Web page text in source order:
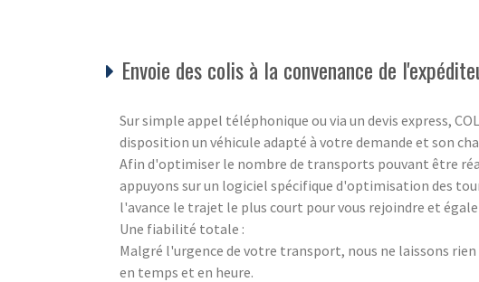
Envoie des colis à la convenance de
Sur simple appel téléphonique ou via un devis express,
disposition un véhicule adapté à votre demande et son
Afin d'optimiser le nombre de transports pouvant être
appuyons sur un logiciel spécifique d'optimisation des
l'avance le trajet le plus court pour vous rejoindre et
Une fiabilité totale :
Malgré l'urgence de votre transport, nous ne laissons
en temps et en heure.